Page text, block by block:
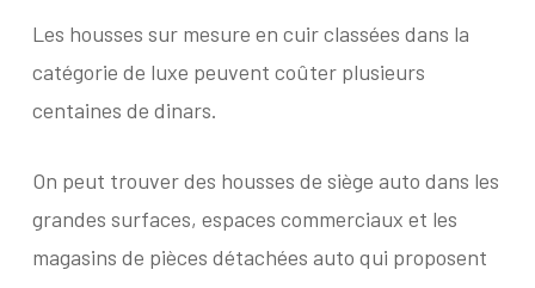
Les housses sur mesure en cuir classées dans la
catégorie de luxe peuvent coûter plusieurs
centaines de dinars.
On peut trouver des housses de siège auto dans les
grandes surfaces, espaces commerciaux et les
magasins de pièces détachées auto qui proposent